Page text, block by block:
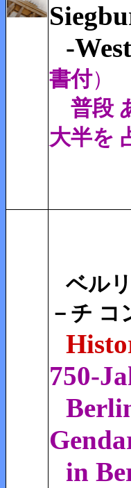
-
書付）
普段
大半を
ベル
－チ コ
750-
in